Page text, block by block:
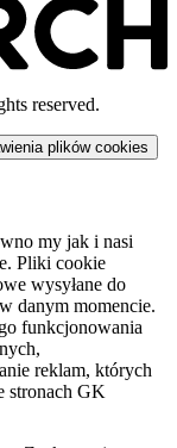
reserved.
plików cookies
my jak i nasi
Pliki cookie
wysyłane do
danym momencie.
funkcjonowania
reklam, których
stronach GK